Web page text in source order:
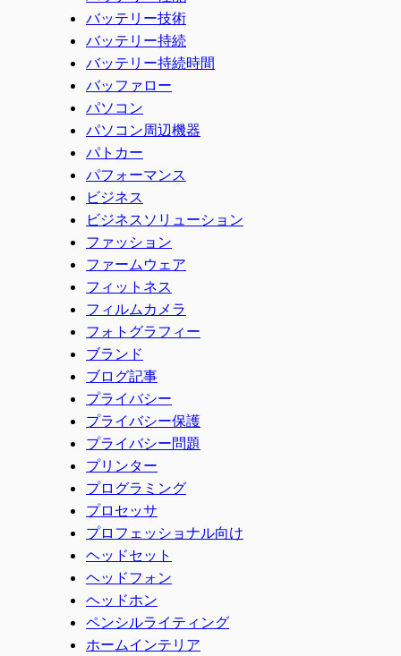
バッテリー技術
バッテリー持続
バッテリー持続時間
バッファロー
パソコン
パソコン周辺機器
パトカー
パフォーマンス
ビジネス
ビジネスソリューション
ファッション
ファームウェア
フィットネス
フィルムカメラ
フォトグラフィー
ブランド
ブログ記事
プライバシー
プライバシー保護
プライバシー問題
プリンター
プログラミング
プロセッサ
プロフェッショナル向け
ヘッドセット
ヘッドフォン
ヘッドホン
ペンシルライティング
ホームインテリア